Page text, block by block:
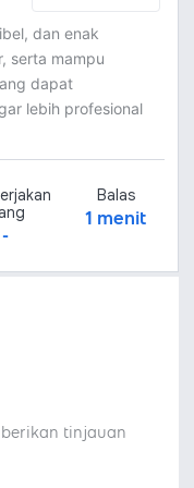
dan enak
serta mampu
dapat
lebih profesional
-
Balas
1 menit
tinjauan